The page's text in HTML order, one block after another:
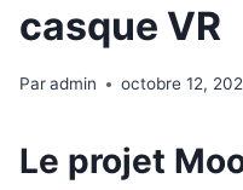
casque VR
Paradmin octobre 12,
Le projet